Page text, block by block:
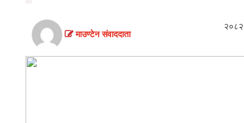
विचार
खेलकुद
थप
माउण्टेन संवाददाता